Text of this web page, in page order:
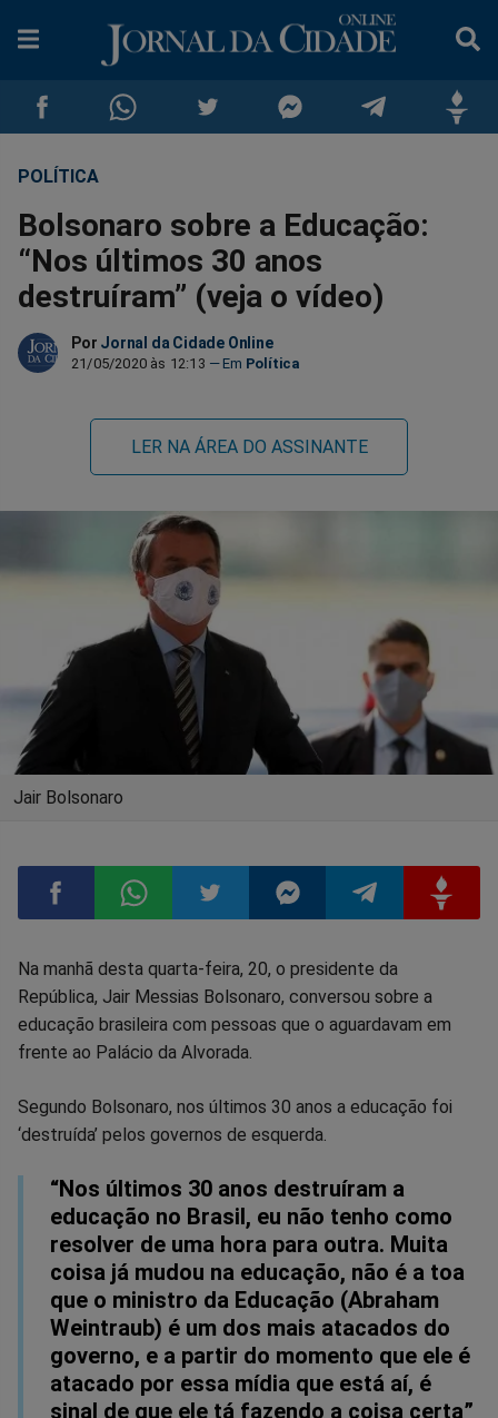
Compartilhar
no
Facebook
Compartilhar
no
Whatsapp
no
Twitter
no
Messenger
no
Telegram
POLÍTICA
Bolsonaro sobre a Educação:
“Nos últimos 30 anos
destruíram” (veja o vídeo)
Por Jornal da Cidade Online
21/05/2020 às 12:13 Política
LER NA ÁREA DO ASSINANTE
Jair Bolsonaro
Compartilhar
no
Compartilhar
no
Compartilhar
no
Compartilhar
no
Compartilhar
no
no
Na manhã desta quarta-feira, 20, o presidente da
República, Jair Messias Bolsonaro, conversou sobre a
educação brasileira com pessoas que o aguardavam em
frente ao Palácio da Alvorada.
Segundo Bolsonaro, nos últimos 30 anos a educação foi
‘destruída’ pelos governos de esquerda.
“Nos últimos 30 anos destruíram a
educação no Brasil, eu não tenho como
resolver de uma hora para outra. Muita
coisa já mudou na educação, não é a toa
que o ministro da Educação (Abraham
Weintraub) é um dos mais atacados do
governo, e a partir do momento que ele é
atacado por essa mídia que está aí, é
sinal de que ele tá fazendo a coisa certa”